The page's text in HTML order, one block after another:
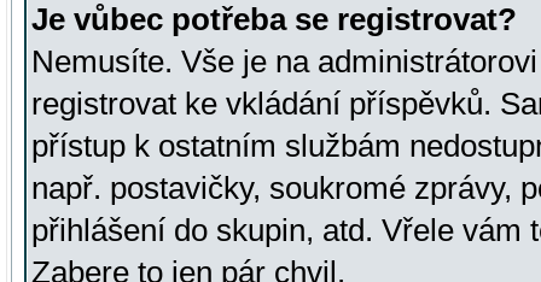
Je vůbec potřeba se registrovat?
Nemusíte. Vše je na
registrovat ke vkládání příspěvků.
přístup k ostatním službám
např. postavičky, soukromé zprávy,
přihlášení do skupin, atd. Vřele vám
Zabere to jen pár chvil.